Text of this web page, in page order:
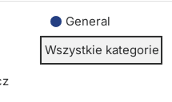
General
Wszystkie kategorie